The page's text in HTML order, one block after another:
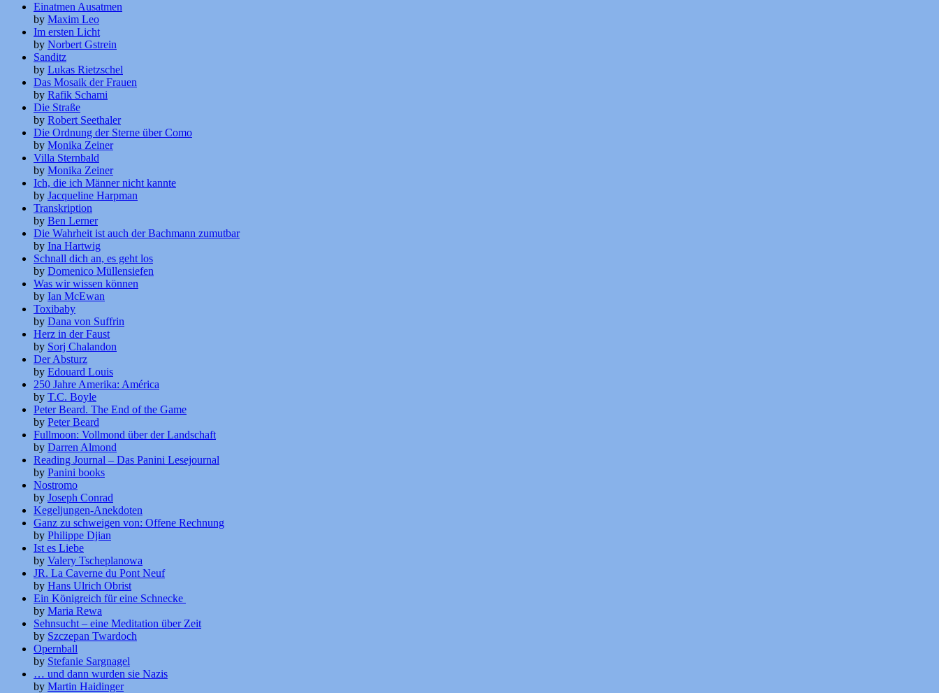
Einatmen Ausatmen
by Maxim Leo
Im ersten Licht
by Norbert Gstrein
Sanditz
by Lukas Rietzschel
Das Mosaik der Frauen
by Rafik Schami
Die Straße
by Robert Seethaler
Die Ordnung der Sterne über Como
by Monika Zeiner
Villa Sternbald
by Monika Zeiner
Ich, die ich Männer nicht kannte
by Jacqueline Harpman
Transkription
by Ben Lerner
Die Wahrheit ist auch der Bachmann zumutbar
by Ina Hartwig
Schnall dich an, es geht los
by Domenico Müllensiefen
Was wir wissen können
by Ian McEwan
Toxibaby
by Dana von Suffrin
Herz in der Faust
by Sorj Chalandon
Der Absturz
by Edouard Louis
250 Jahre Amerika: América
by T.C. Boyle
Peter Beard. The End of the Game
by Peter Beard
Fullmoon: Vollmond über der Landschaft
by Darren Almond
Reading Journal – Das Panini Lesejournal
by Panini books
Nostromo
by Joseph Conrad
Kegeljungen-Anekdoten
Ganz zu schweigen von: Offene Rechnung
by Philippe Djian
Ist es Liebe
by Valery Tscheplanowa
JR. La Caverne du Pont Neuf
by Hans Ulrich Obrist
Ein Königreich für eine Schnecke
by Maria Rewa
Sehnsucht – eine Meditation über Zeit
by Szczepan Twardoch
Opernball
by Stefanie Sargnagel
… und dann wurden sie Nazis
by Martin Haidinger